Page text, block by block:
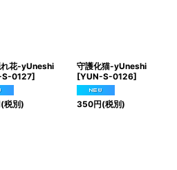
花-yUneshi
0127]
(税別)
守護化猫-yUneshi
[YUN-S-0126]
350円(税別)